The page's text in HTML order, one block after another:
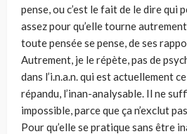
pense, ou c’est le fait de le dire qui
assez pour qu’elle tourne
toute pensée se pense, de ses
Autrement, je le répète, pas de
dans l’i.n.a.n. qui est actuellement
répandu, l’inan-analysable. Il ne
impossible, parce que ça n’exclut
Pour qu’elle se pratique sans être